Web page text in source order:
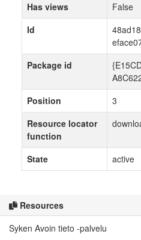
Resources
Syken Avoin tieto -palvelu
Has views
False
Id
Package id
Position
3
Resource locator
function
State active